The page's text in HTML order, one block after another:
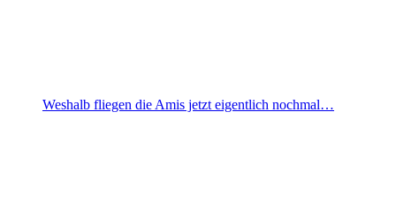
Weshalb fliegen die Amis jetzt eigentlich nochmal…